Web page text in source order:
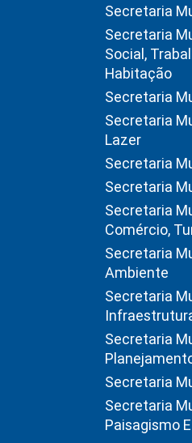
Secretaria
Secretaria
Social,
Habitação
Secretaria
Secretaria
Lazer
Secretaria
Secretaria
Secretaria
Comércio,
Secretaria
Ambiente
Secretaria
Secretaria
Secretaria
Secretaria
Paisagismo